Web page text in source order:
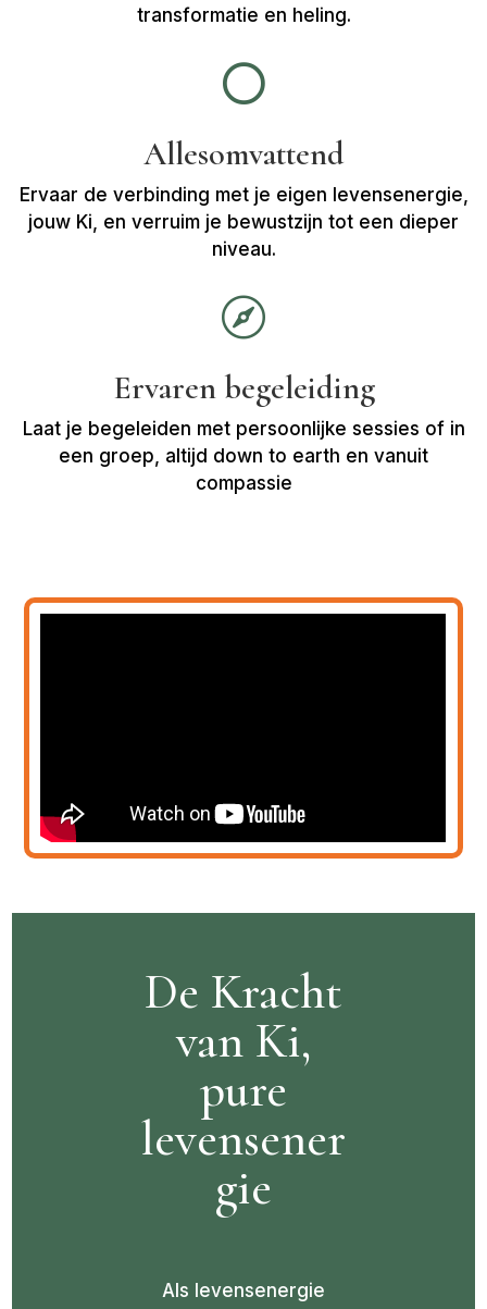
transformatie en heling.

Allesomvattend
Ervaar de verbinding met je eigen levensenergie,
jouw Ki, en verruim je bewustzijn tot een dieper
niveau.

Ervaren begeleiding
Laat je begeleiden met persoonlijke sessies of in
een groep, altijd down to earth en vanuit
compassie
De Kracht
van Ki,
pure
levensener
gie
Als levensenergie